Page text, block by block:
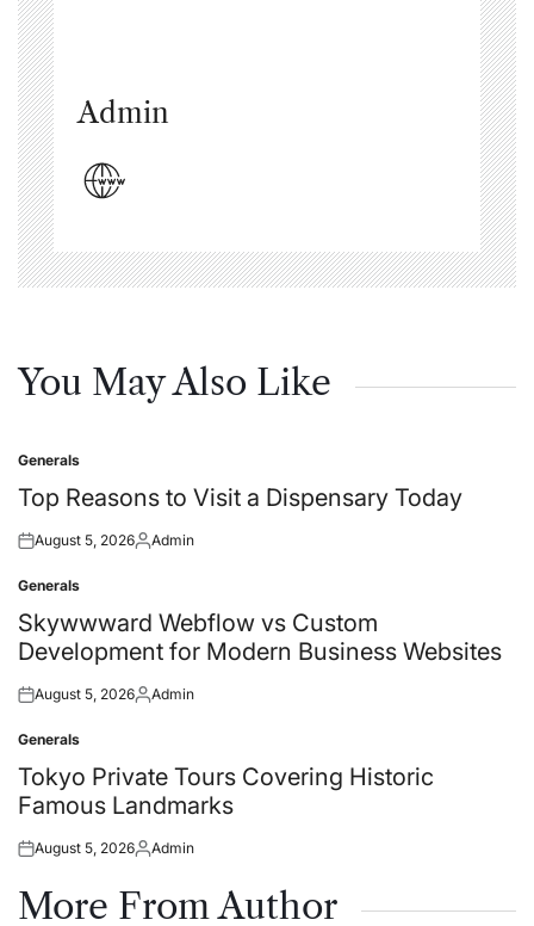
Admin
You May Also Like
Posted
in
Generals
Top Reasons to Visit a Dispensary Today
Posted
August 5, 2026Posted
Admin
Posted
in
Generals
Skywwward Webflow vs Custom
Development for Modern Business Websites
Posted
August 5, 2026Posted
Admin
Posted
in
Generals
Tokyo Private Tours Covering Historic
Famous Landmarks
Posted
August 5, 2026Posted
Admin
More From Author